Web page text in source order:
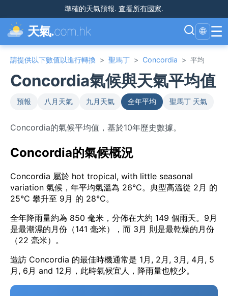
準確的天氣預報. 查看所有國家.
天氣.com.hk 🌐 ☰
請提供以下數值以進行轉換 > 聖馬丁 > Concordia > 平均
Concordia氣候與天氣平均值
預報 八月天氣 九月天氣 全年平均 聖馬丁 天氣
Concordia的氣候平均值，基於10年歷史數據。
Concordia的氣候概況
Concordia 屬於 hot tropical, with little seasonal
variation 氣候，年平均氣溫為 26°C。典型高溫從 2月 的
25°C 攀升至 9月 的 28°C。
全年降雨量約為 850 毫米，分佈在大約 149 個雨天。9月
是最潮濕的月份（141 毫米），而 3月 則是最乾燥的月份
（22 毫米）。
造訪 Concordia 的最佳時機通常是 1月, 2月, 3月, 4月, 5
月, 6月 and 12月，此時氣候宜人，降雨量也較少。